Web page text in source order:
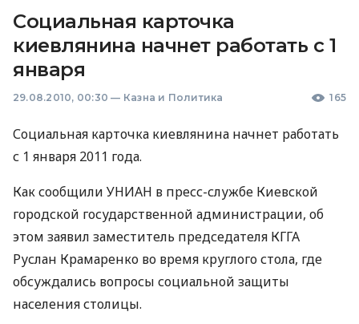
Социальная карточка
киевлянина начнет работать с 1
января
29.08.2010, 00:30 — Казна и Политика 165
Социальная карточка киевлянина начнет работать
с 1 января 2011 года.
Как сообщили УНИАН в пресс-службе Киевской
городской государственной администрации, об
этом заявил заместитель председателя КГГА
Руслан Крамаренко во время круглого стола, где
обсуждались вопросы социальной защиты
населения столицы.